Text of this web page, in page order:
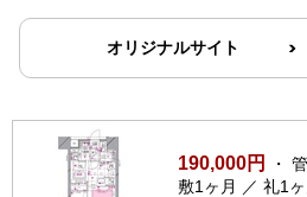
オリジナルサイト
190,000円
・
敷1ヶ月 ／ 礼1ヶ